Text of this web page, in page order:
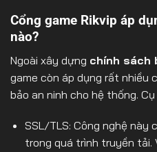
Cổng game Rikvip áp
nào?
Ngoài xây dựng chính sách
game còn áp dụng rất nhiều
bảo an ninh cho hệ thống.
SSL/TLS: Công nghệ này
trong quá trình truyền tải.